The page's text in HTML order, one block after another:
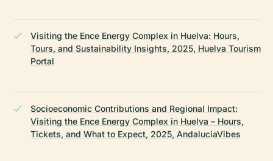
Visiting the Ence Energy Complex in Huelva: Hours,
Tours, and Sustainability Insights, 2025, Huelva Tourism
Portal
Socioeconomic Contributions and Regional Impact:
Visiting the Ence Energy Complex in Huelva – Hours,
Tickets, and What to Expect, 2025, AndaluciaVibes